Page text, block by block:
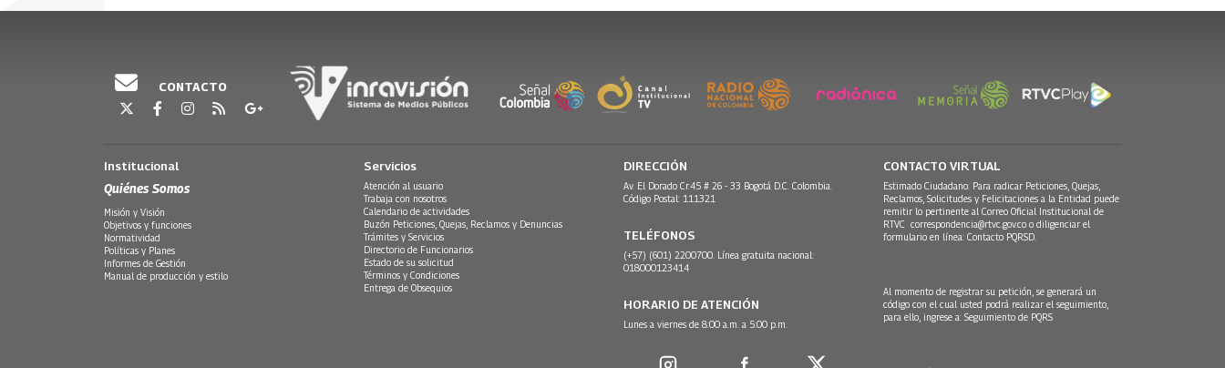
CONTACTO
Institucional
Quiénes Somos
Misión y Visión
Objetivos y funciones
Normatividad
Políticas y Planes
Informes de Gestión
Manual de producción y estilo
Servicios
Atención al usuario
Trabaja con nosotros
Calendario de actividades
Buzón Peticiones, Quejas, Reclamos y Denuncias
Trámites y Servicios
Directorio de Funcionarios
Estado de su solicitud
Términos y Condiciones
Entrega de Obsequios
DIRECCIÓN
Av. El Dorado Cr.45 # 26 - 33 Bogotá D.C. Colombia.
Código Postal: 111321
TELÉFONOS
(+57) (601) 2200700. Línea gratuita nacional:
018000123414
HORARIO DE ATENCIÓN
Lunes a viernes de 8:00 a.m. a 5:00 p.m.
CONTACTO VIRTUAL
Estimado Ciudadano: Para radicar Peticiones, Quejas,
Reclamos, Solicitudes y Felicitaciones a la Entidad puede
remitir lo pertinente al Correo Oficial Institucional de
RTVC correspondencia@rtvc.gov.co o diligenciar el
formulario en línea: Contacto PQRSD.
Al momento de registrar su petición, se generará un
código con el cual usted podrá realizar el seguimiento,
para ello, ingrese a: Seguimiento de PQRS